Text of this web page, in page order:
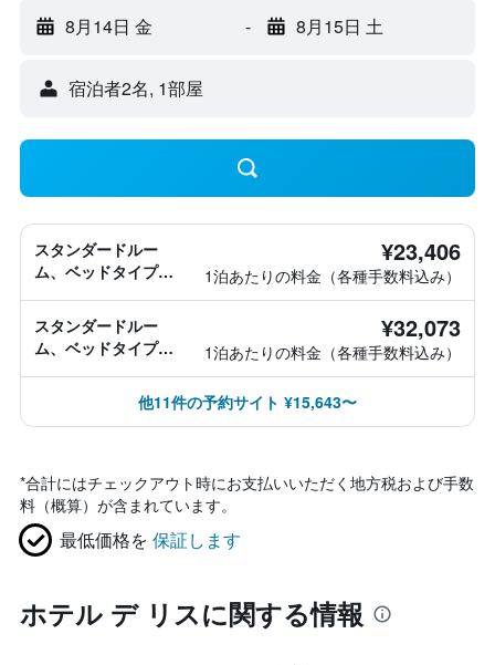
8月14日 金 - 8月15日 土
宿泊者2名, 1​部屋
スタンダードルー
ム、ベッドタイプ情
¥23,406
1泊あたりの料金（各種手数料込み）
スタンダードルー
ム、ベッドタイプ情
¥32,073
1泊あたりの料金（各種手数料込み）
他11件の予約サイト ¥15,643〜
*合計にはチェックアウト時にお支払いいただく地方税および手数
料（概算）が含まれています。
最低価格を 保証します
ホテル デ リスに関する情報